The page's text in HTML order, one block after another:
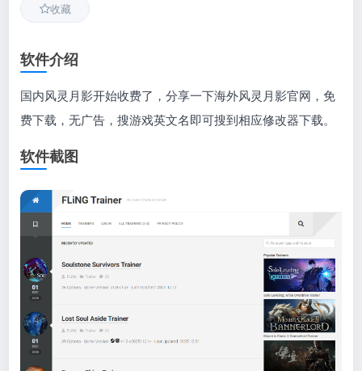
收藏
软件介绍
国内风灵月影开始收费了，分享一下海外风灵月影官网，免
费下载，无广告，搜游戏英文名即可搜到相应修改器下载。
软件截图